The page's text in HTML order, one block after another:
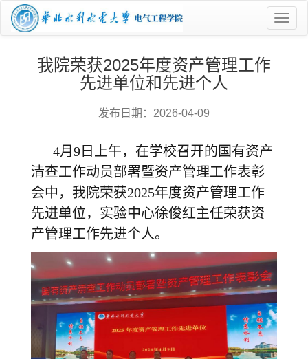
菜
单
我院荣获2025年度资产管理工作
先进单位和先进个人
发布日期：2026-04-09
4月9日上午，在学校召开的国有资产
清查工作动员部署暨资产管理工作表彰
会中，我院荣获2025年度资产管理工作
先进单位，实验中心徐俊红主任荣获资
产管理工作先进个人。